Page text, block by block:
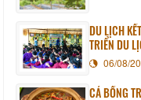
DU LỊCH
TRIỂN DU
06/08/
CÁ BỐNG